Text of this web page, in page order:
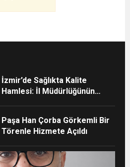
İzmir’de Sağlıkta Kalite
Hamlesi: İl Müdürlüğünün
Paşa Han Çorba Görkemli Bir
Törenle Hizmete Açıldı